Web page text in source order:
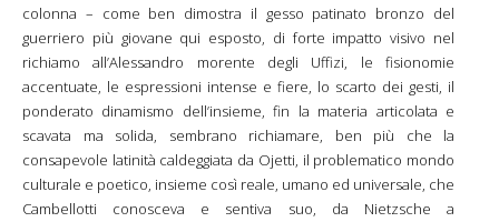
colonna – come ben dimostra il gesso patinato bronzo del
guerriero più giovane qui esposto, di forte impatto visivo nel
richiamo all’Alessandro morente degli Uffizi, le fisionomie
accentuate, le espressioni intense e fiere, lo scarto dei gesti, il
ponderato dinamismo dell’insieme, fin la materia articolata e
scavata ma solida, sembrano richiamare, ben più che la
consapevole latinità caldeggiata da Ojetti, il problematico mondo
culturale e poetico, insieme così reale, umano ed universale, che
Cambellotti conosceva e sentiva suo, da Nietzsche a